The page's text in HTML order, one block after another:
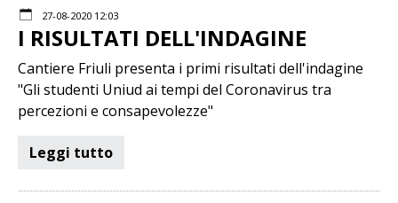
27-08-2020 12:03
I RISULTATI DELL'INDAGINE
Cantiere Friuli presenta i primi risultati dell'indagine
"Gli studenti Uniud ai tempi del Coronavirus tra
percezioni e consapevolezze"
Leggi tutto